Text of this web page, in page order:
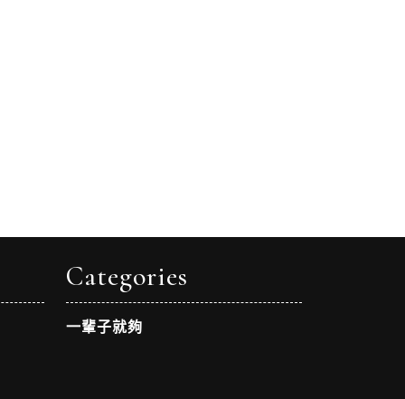
Categories
一輩子就夠